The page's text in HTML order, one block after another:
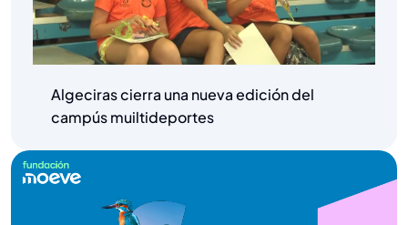
Algeciras cierra una nueva edición del
campús muiltideportes